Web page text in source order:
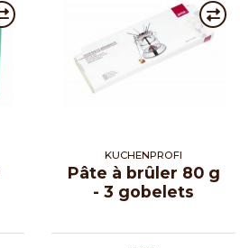
KUCHENPROFI
Pâte à brûler 80 g
- 3 gobelets